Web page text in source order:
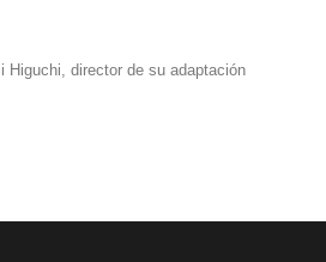
Higuchi, director de su adaptación